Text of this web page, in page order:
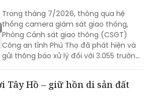
Trong tháng 7/2026, thông qua hệ
thống camera giám sát giao thông,
Phòng Cảnh sát giao thông (CSGT)
Công an tỉnh Phú Thọ đã phát hiện và
gửi thông báo xử lý đối với 3.055 trường
biến tập trung vào hành vi chạy quá
Tây Hồ – giữ hồn di sản đất